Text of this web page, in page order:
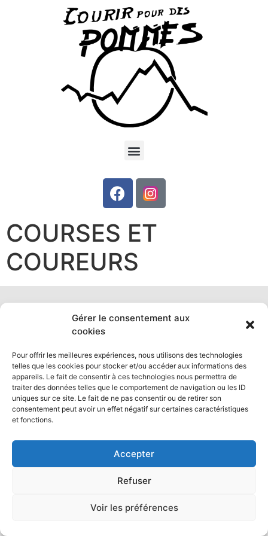
Gérer le consentement aux
cookies
Pour offrir les meilleures expériences, nous utilisons des technologies
telles que les cookies pour stocker et/ou accéder aux informations des
appareils. Le fait de consentir à ces technologies nous permettra de
traiter des données telles que le comportement de navigation ou les ID
uniques sur ce site. Le fait de ne pas consentir ou de retirer son
consentement peut avoir un effet négatif sur certaines caractéristiques
et fonctions.
Accepter
Refuser
Voir les préférences
COURSES ET
COUREURS
Tous droits réservés 2021